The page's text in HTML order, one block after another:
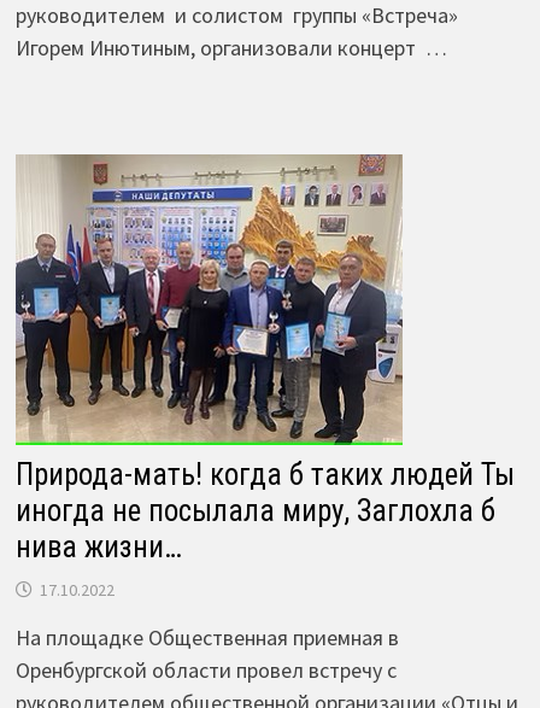
руководителем и солистом группы «Встреча»
Игорем Инютиным, организовали концерт …
Природа-мать! когда б таких людей Ты
иногда не посылала миру, Заглохла б
нива жизни…
17.10.2022
На площадке Общественная приемная в
Оренбургской области провел встречу с